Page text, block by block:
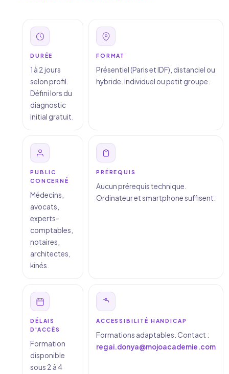
DURÉE
1 à 2 jours
selon profil.
Défini lors du
diagnostic
initial gratuit.
FORMAT
Présentiel (Paris et IDF), distanciel ou
hybride. Individuel ou petit groupe.
PUBLIC
CONCERNÉ
Médecins,
avocats,
experts-
comptables,
notaires,
architectes,
kinés.
PRÉREQUIS
Aucun prérequis technique.
Ordinateur et smartphone suffisent.
DÉLAIS
D'ACCÈS
Formation
disponible
sous 2 à 4
ACCESSIBILITÉ HANDICAP
Formations adaptables. Contact :
regai.donya@mojoacademie.com